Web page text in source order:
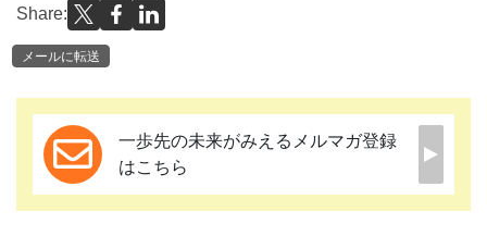
Share:
メールに転送
一歩先の未来がみえるメルマガ登録
はこちら